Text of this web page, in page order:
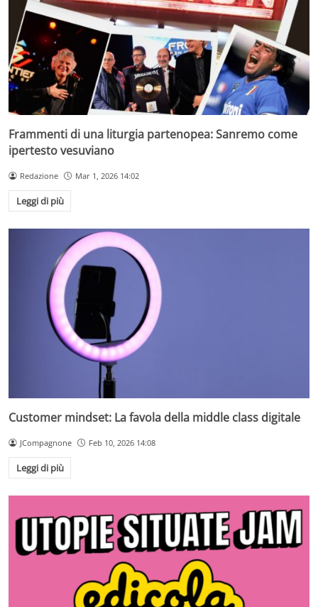
Frammenti di una liturgia partenopea: Sanremo come
ipertesto vesuviano
Redazione Mar 1, 2026 14:02
Leggi di più
Customer mindset: La favola della middle class digitale
JCompagnone Feb 10, 2026 14:08
Leggi di più